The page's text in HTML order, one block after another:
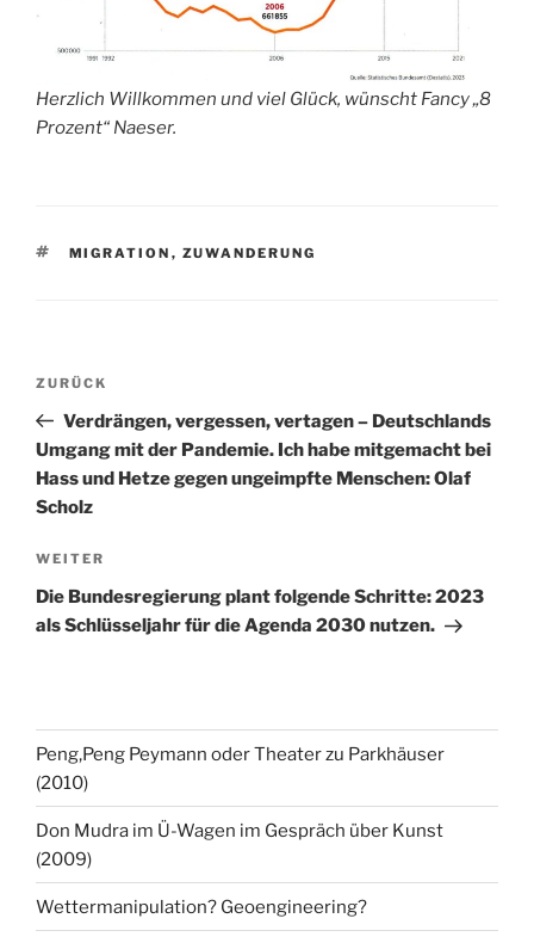
Herzlich Willkommen und viel Glück, wünscht Fancy „8
Prozent“ Naeser.
SCHLAGWÖRTER
MIGRATION , ZUWANDERUNG
Beitragsnavigation
Vorheriger
Beitrag
ZURÜCK
Verdrängen, vergessen, vertagen – Deutschlands
Umgang mit der Pandemie. Ich habe mitgemacht bei
Hass und Hetze gegen ungeimpfte Menschen: Olaf
Scholz
Nächster
Beitrag
WEITER
Die Bundesregierung plant folgende Schritte: 2023
als Schlüsseljahr für die Agenda 2030 nutzen.
Peng,Peng Peymann oder Theater zu Parkhäuser
(2010)
Don Mudra im Ü-Wagen im Gespräch über Kunst
(2009)
Wettermanipulation? Geoengineering?